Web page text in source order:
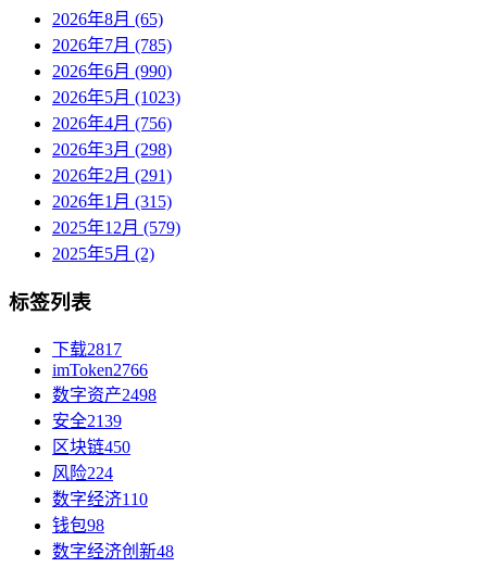
2026年8月 (65)
2026年7月 (785)
2026年6月 (990)
2026年5月 (1023)
2026年4月 (756)
2026年3月 (298)
2026年2月 (291)
2026年1月 (315)
2025年12月 (579)
2025年5月 (2)
标签列表
下载2817
imToken2766
数字资产2498
安全2139
区块链450
风险224
数字经济110
钱包98
数字经济创新48